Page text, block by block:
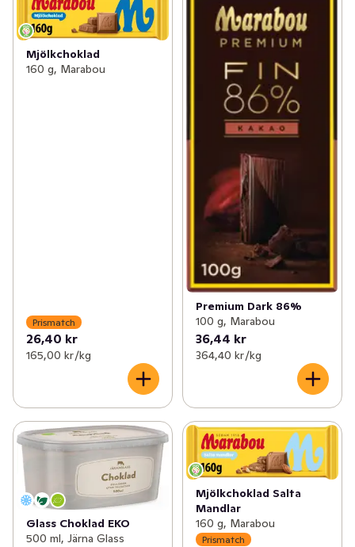
Mjölkchoklad
160 g, Marabou
Prismatch
26,40 kr
165,00 kr /kg
Premium Dark 86%
100 g, Marabou
36,44 kr
364,40 kr /kg
Glass Choklad EKO
500 ml, Järna Glass
Mjölkchoklad Salta
Mandlar
160 g, Marabou
Prismatch